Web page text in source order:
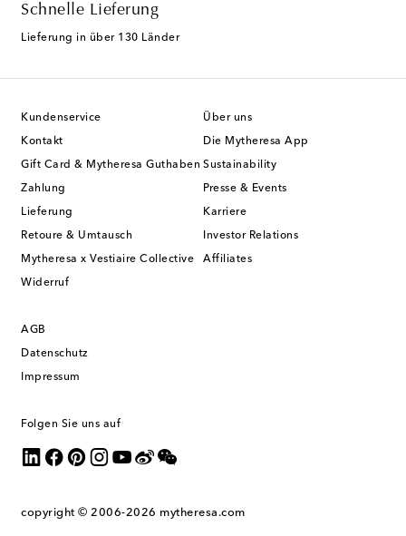
Schnelle Lieferung
Lieferung in über 130 Länder
Kundenservice
Kontakt
Gift Card & Mytheresa Guthaben
Zahlung
Lieferung
Retoure & Umtausch
Mytheresa x Vestiaire Collective
Widerruf
Über uns
Die Mytheresa App
Sustainability
Presse & Events
Karriere
Investor Relations
Affiliates
AGB
Datenschutz
Impressum
Folgen Sie uns auf
copyright © 2006-2026 mytheresa.com